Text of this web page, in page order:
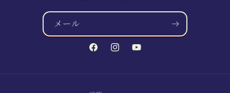
メール
FacebookInstagramYouTube